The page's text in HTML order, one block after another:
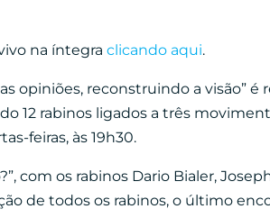
na íntegra clicando aqui.
opiniões, reconstruindo a visão” é
12 rabinos ligados a três
feiras, às 19h30.
com os rabinos Dario Bialer,
de todos os rabinos, o último